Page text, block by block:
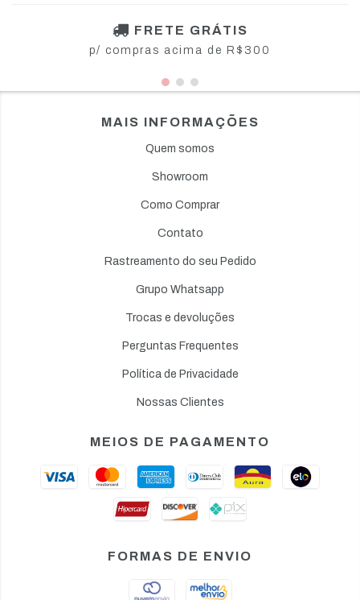
FRETE GRÁTIS
p/ compras acima de R$300
MAIS INFORMAÇÕES
Quem somos
Showroom
Como Comprar
Contato
Rastreamento do seu Pedido
Grupo Whatsapp
Trocas e devoluções
Perguntas Frequentes
Política de Privacidade
Nossas Clientes
MEIOS DE PAGAMENTO
FORMAS DE ENVIO